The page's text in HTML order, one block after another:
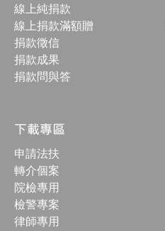
線上純捐款
線上捐款滿額贈
捐款徵信
捐款成果
捐款問與答
下載專區
申請法扶
轉介個案
院檢專用
檢警專案
律師專用